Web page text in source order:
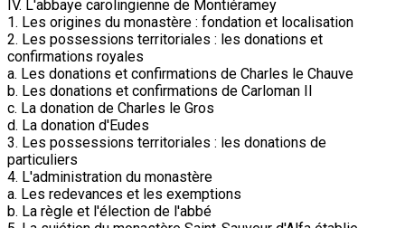
IV. L'abbaye carolingienne de Montiéramey
1. Les origines du monastère : fondation et localisation
2. Les possessions territoriales : les donations et
confirmations royales
a. Les donations et confirmations de Charles le Chauve
b. Les donations et confirmations de Carloman II
c. La donation de Charles le Gros
d. La donation d'Eudes
3. Les possessions territoriales : les donations de
particuliers
4. L'administration du monastère
a. Les redevances et les exemptions
b. La règle et l'élection de l'abbé